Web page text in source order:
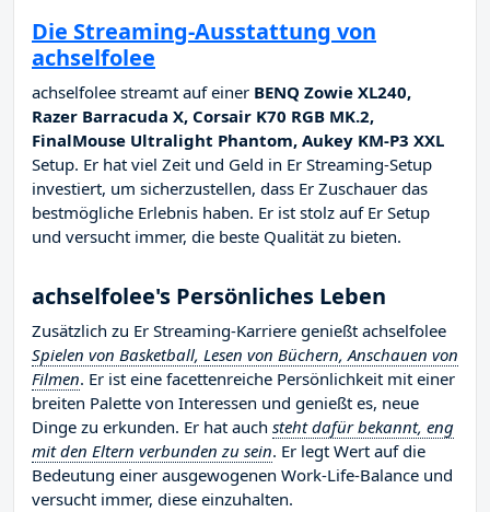
Die Streaming-Ausstattung von
achselfolee
achselfolee streamt auf einer BENQ Zowie XL240,
Razer Barracuda X, Corsair K70 RGB MK.2,
FinalMouse Ultralight Phantom, Aukey KM-P3 XXL
Setup. Er hat viel Zeit und Geld in Er Streaming-Setup
investiert, um sicherzustellen, dass Er Zuschauer das
bestmögliche Erlebnis haben. Er ist stolz auf Er Setup
und versucht immer, die beste Qualität zu bieten.
achselfolee's Persönliches Leben
Zusätzlich zu Er Streaming-Karriere genießt achselfolee
Spielen von Basketball, Lesen von Büchern, Anschauen von
Filmen. Er ist eine facettenreiche Persönlichkeit mit einer
breiten Palette von Interessen und genießt es, neue
Dinge zu erkunden. Er hat auch steht dafür bekannt, eng
mit den Eltern verbunden zu sein. Er legt Wert auf die
Bedeutung einer ausgewogenen Work-Life-Balance und
versucht immer, diese einzuhalten.